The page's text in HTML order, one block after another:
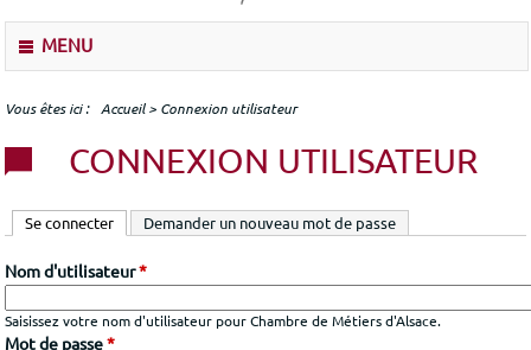
u
MENU
Vous êtes ici Accueil> Connexion utilisateur
CONNEXION UTILISATEUR
Se connecter (onglet actif)
Demander un nouveau mot de passe
Nom d'utilisateur*
Saisissez votre nom d'utilisateur pour Chambre de Métiers d'Alsace.
Mot de passe*